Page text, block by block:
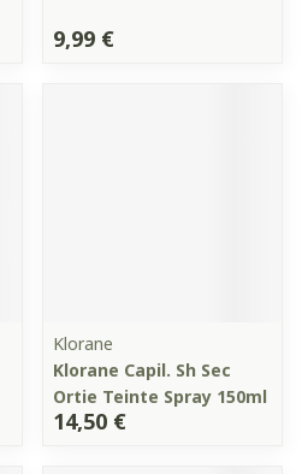
9,99 €
Klorane
Klorane Capil. Sh Sec
Ortie Teinte Spray 150ml
14,50 €